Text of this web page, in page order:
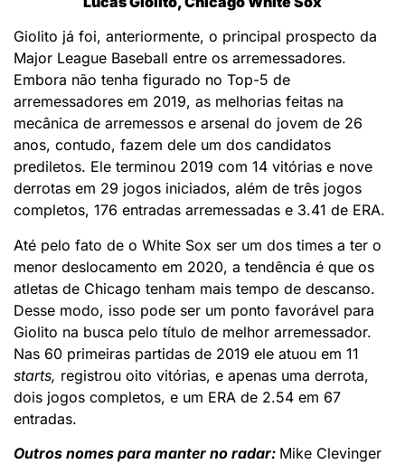
Giolito já foi, anteriormente, o principal prospecto da
Major League Baseball entre os arremessadores.
Embora não tenha figurado no Top-5 de
arremessadores em 2019, as melhorias feitas na
mecânica de arremessos e arsenal do jovem de 26
anos, contudo, fazem dele um dos candidatos
prediletos. Ele terminou 2019 com 14 vitórias e nove
derrotas em 29 jogos iniciados, além de três jogos
completos, 176 entradas arremessadas e 3.41 de ERA.
Até pelo fato de o White Sox ser um dos times a ter o
menor deslocamento em 2020, a tendência é que os
atletas de Chicago tenham mais tempo de descanso.
Desse modo, isso pode ser um ponto favorável para
Giolito na busca pelo título de melhor arremessador.
Nas 60 primeiras partidas de 2019 ele atuou em 11
starts, registrou oito vitórias, e apenas uma derrota,
dois jogos completos, e um ERA de 2.54 em 67
entradas.
Outros nomes para manter no radar: Mike Clevinger